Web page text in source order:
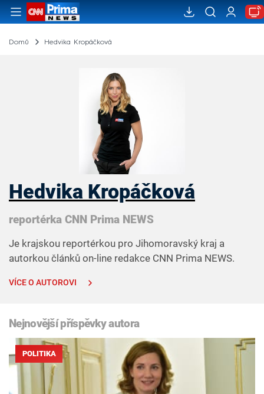
Domů Hedvika Kropáčková
Hedvika Kropáčková
reportérka CNN Prima NEWS
Je krajskou reportérkou pro Jihomoravský kraj a
autorkou článků on-line redakce CNN Prima NEWS.
VÍCE O AUTOROVI
Nejnovější příspěvky autora
POLITIKA